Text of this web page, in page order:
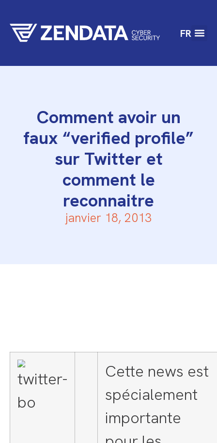
FR
Comment avoir un
faux “verified profile”
sur Twitter et
comment le
reconnaitre
janvier 18, 2013
Cette news est
spécialement
importante